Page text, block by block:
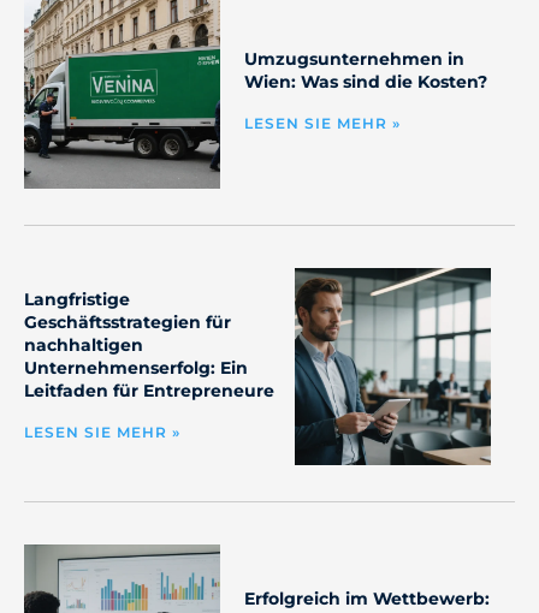
Umzugsunternehmen in
Wien: Was sind die Kosten?
LESEN SIE MEHR »
Langfristige
Geschäftsstrategien für
nachhaltigen
Unternehmenserfolg: Ein
Leitfaden für Entrepreneure
LESEN SIE MEHR »
Erfolgreich im Wettbewerb: